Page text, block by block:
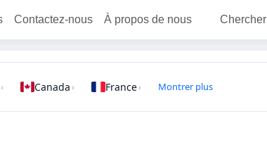
Contactez-nous À propos de nous Chercher
› Canada › France› Montrer plus